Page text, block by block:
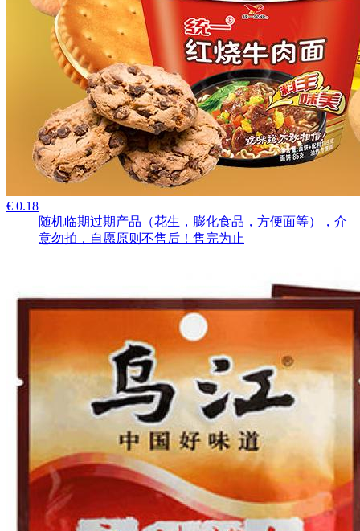
€ 0.18
随机临期过期产品（花生，膨化食品，方便面等），介
意勿拍，自愿原则不售后！售完为止